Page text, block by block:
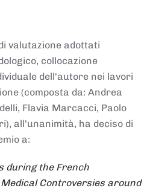
valutazione adottati
collocazione
dell'autore nei lavori
(composta da: Andrea
Flavia Marcacci, Paolo
all'unanimità, ha deciso di
a:
during the French
Controversies around